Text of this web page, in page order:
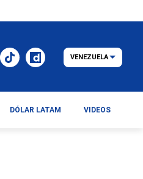
VENEZUELA
DÓLAR LATAM VIDEOS